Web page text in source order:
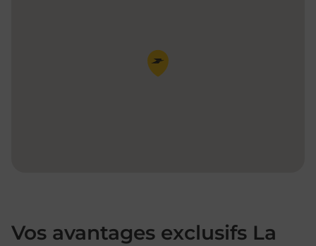
Pin de la carte
Vos avantages exclusifs La